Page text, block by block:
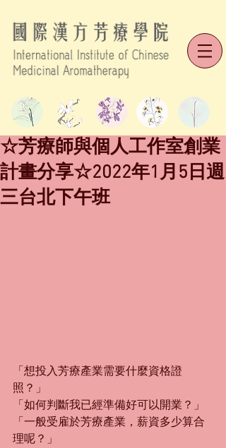
☆芳療師與個人工作室創業
計畫分享☆2022年1月5日週
三台北下午班
「想投入芳療產業需要什麼資格證
照？」
「如何判斷我已經準備好可以開業？」
「一般受雇於芳療產業，薪資多少算合
理呢？」